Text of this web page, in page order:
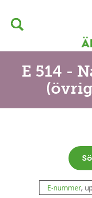
E 514 -
E-nummer,